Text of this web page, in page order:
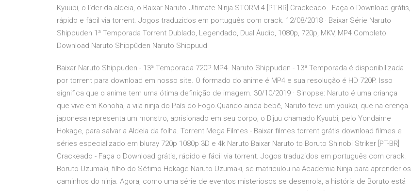
Kyuubi, o líder da aldeia, o Baixar Naruto Ultimate Ninja STORM 4 [PT-BR] Crackeado - Faça o Download grátis,
rápido e fácil via torrent. Jogos traduzidos em português com crack. 12/08/2018 · Baixar Série Naruto
Shippuden 1ª Temporada Torrent Dublado, Legendado, Dual Áudio, 1080p, 720p, MKV, MP4 Completo
Download Naruto Shippûden Naruto Shippuud
Baixar Naruto Shippuden - 13ª Temporada 720P MP4. Naruto Shippuden - 13ª Temporada é disponibilizada
por torrent para download em nosso site. O formado do anime é MP4 e sua resolução é HD 720P. Isso
significa que o anime tem uma ótima definição de imagem. 30/10/2019 · Sinopse: Naruto é uma criança
que vive em Konoha, a vila ninja do País do Fogo.Quando ainda bebê, Naruto teve um youkai, que na crença
japonesa representa um monstro, aprisionado em seu corpo, o Bijuu chamado Kyuubi, pelo Yondaime
Hokage, para salvar a Aldeia da folha. Torrent Mega Filmes - Baixar filmes torrent grátis download filmes e
séries especializado em bluray 720p 1080p 3D e 4k Naruto Baixar Naruto to Boruto Shinobi Striker [PT-BR]
Crackeado - Faça o Download grátis, rápido e fácil via torrent. Jogos traduzidos em português com crack.
Boruto Uzumaki, filho do Sétimo Hokage Naruto Uzumaki, se matriculou na Academia Ninja para aprender os
caminhos do ninja. Agora, como uma série de eventos misteriosos se desenrola, a história de Boruto está